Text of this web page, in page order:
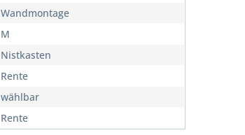
Wandmontage
M
Nistkasten
Rente
wählbar
Rente